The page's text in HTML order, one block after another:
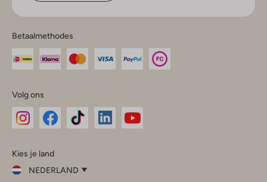
Betaalmethodes
Volg ons
InstagramFacebook
Kies je land
NEDERLAND